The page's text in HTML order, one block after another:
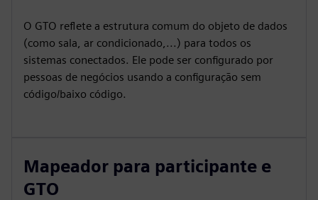
O GTO reflete a estrutura comum do objeto de dados
(como sala, ar condicionado,...) para todos os
sistemas conectados. Ele pode ser configurado por
pessoas de negócios usando a configuração sem
código/baixo código.
Mapeador para participante e
GTO